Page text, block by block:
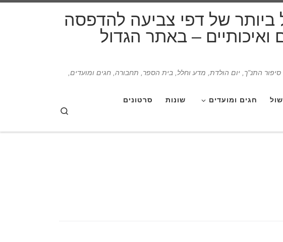
ביותר של דפי צביעה להדפסה
ואיכותיים – באתר הגדול
התנ"ך, יום הולדת, מדע וחלל, בית הספר, תחבורה, חגים ומועדים,
חגים ומועדים שונות סרטונים